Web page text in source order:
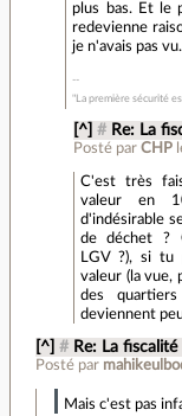
plus bas. Et le
redevienne
je n'avais pas vu.
"La première sécurité
[^] # Re: La
Posté par CHP
C'est très
valeur en
d'indésirable
de déchet ?
LGV ?), si tu
valeur (la vue,
des
deviennent
[^] # Re: La
Posté par
Mais c'est pas